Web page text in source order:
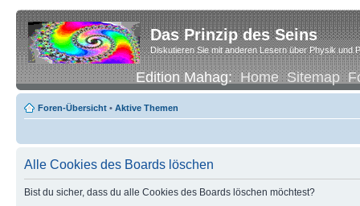
Das Prinzip des Seins
Diskutieren Sie mit anderen Lesern über Physik und
Edition Mahag:Home Sitemap
Foren-Übersicht • Aktive Themen
Alle Cookies des Boards löschen
Bist du sicher, dass du alle Cookies des Boards löschen möchtest?